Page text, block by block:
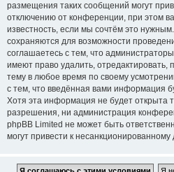
размещения таких сообщений могут
отключению от конференции, при этом
известность, если мы сочтём это
сохраняются для возможности
соглашаетесь с тем, что
имеют право удалить, отредактировать,
тему в любое время по своему
с тем, что введённая вами информация
Хотя эта информация не будет открыта
разрешения, ни администрация
phpBB Limited не может быть
могут привести к несанкционированному